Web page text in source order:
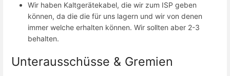
Wir haben Kaltgerätekabel, die wir zum ISP geben
können, da die die für uns lagern und wir von denen
immer welche erhalten können. Wir sollten aber 2-3
behalten.
Unterausschüsse & Gremien